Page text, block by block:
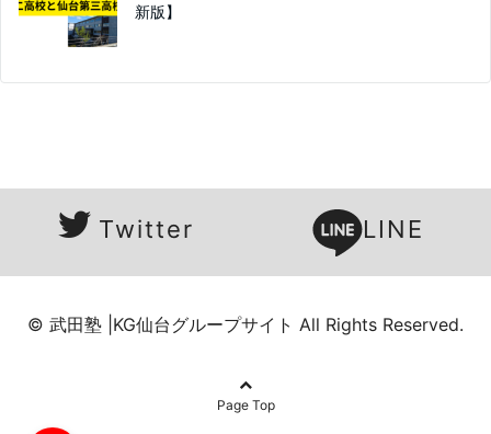
新版】
Twitter LINE
© 武田塾 |KG仙台グループサイト All Rights Reserved.
Page Top